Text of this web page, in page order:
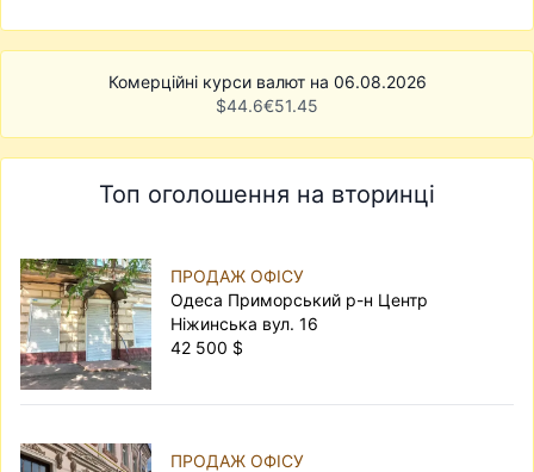
Комерційні курси валют на 06.08.2026
$44.6€51.45
Топ оголошення на вторинці
ПРОДАЖ ОФІСУ
Одеса Приморський р-н Центр
Ніжинська вул. 16
42 500 $
ПРОДАЖ ОФІСУ